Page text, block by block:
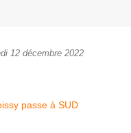
12 décembre 2022